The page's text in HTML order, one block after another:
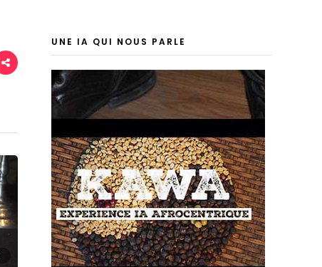
UNE IA QUI NOUS PARLE